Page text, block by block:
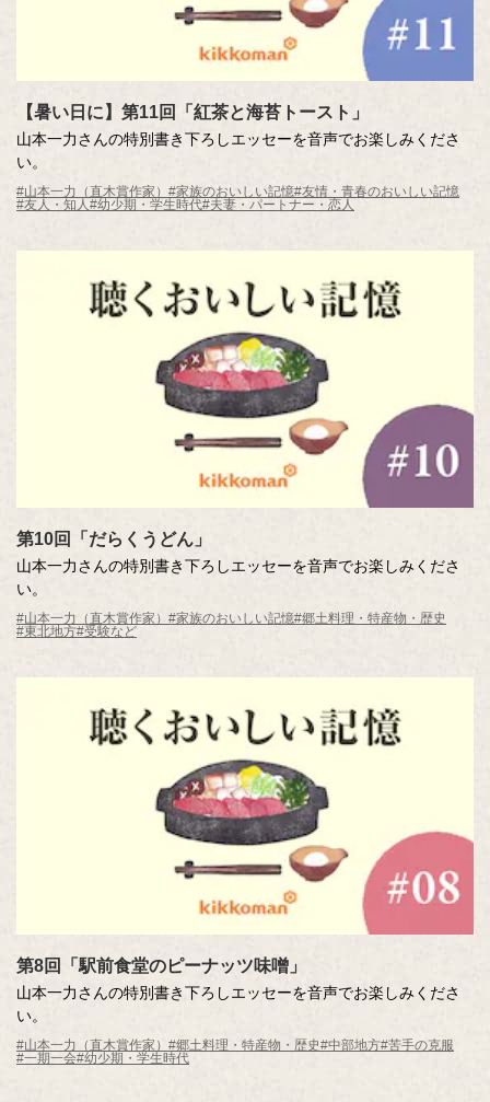
【暑い日に】第11回「紅茶と海苔トースト」
山本一力さんの特別書き下ろしエッセーを音声でお楽しみくださ
い。
#山本一力（直木賞作家） #家族のおいしい記憶#友情・青春のおいしい記憶
#友人・知人 #幼少期・学生時代#夫妻・パートナー・恋人
第10回「だらくうどん」
山本一力さんの特別書き下ろしエッセーを音声でお楽しみくださ
い。
#山本一力（直木賞作家） #家族のおいしい記憶#郷土料理・特産物・歴史
#東北地方#受験など
第8回「駅前食堂のピーナッツ味噌」
山本一力さんの特別書き下ろしエッセーを音声でお楽しみくださ
い。
#山本一力（直木賞作家） #郷土料理・特産物・歴史#中部地方#苦手の克服
#一期一会#幼少期・学生時代